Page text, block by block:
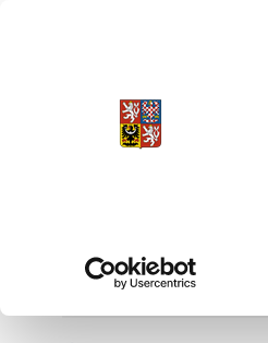
ZVOLTE SI OBLAST:
SOCIÁLNÍ DIALOG